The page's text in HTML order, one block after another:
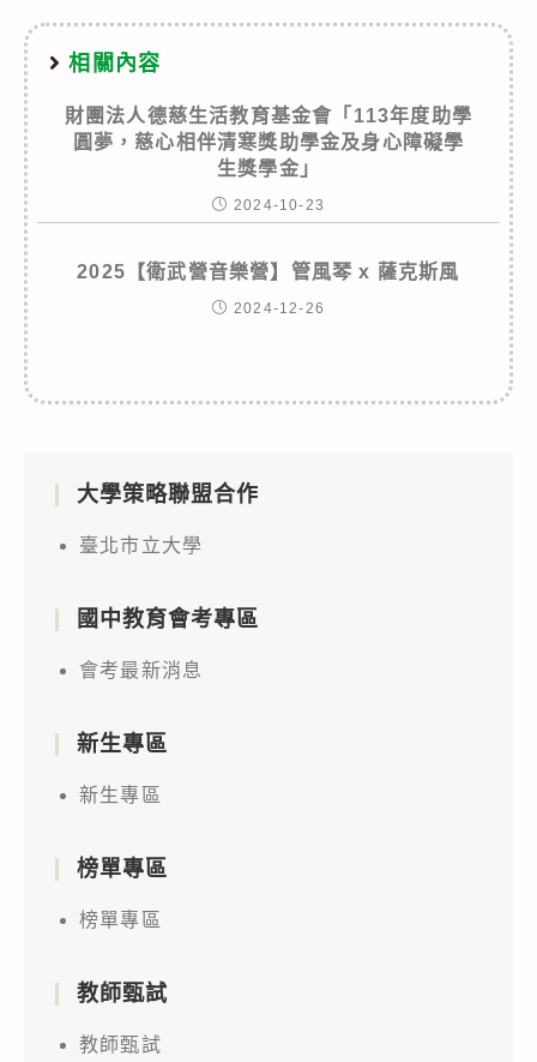
相關內容
財團法人德慈生活教育基金會「113年度助學
圓夢，慈心相伴清寒獎助學金及身心障礙學
生獎學金」
2024-10-23
2025【衛武營音樂營】管風琴 x 薩克斯風
2024-12-26
大學策略聯盟合作
臺北市立大學
國中教育會考專區
會考最新消息
新生專區
新生專區
榜單專區
榜單專區
教師甄試
教師甄試